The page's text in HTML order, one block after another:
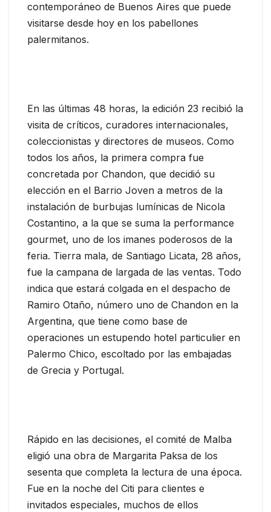
contemporáneo de Buenos Aires que puede
visitarse desde hoy en los pabellones
palermitanos.
En las últimas 48 horas, la edición 23 recibió la
visita de críticos, curadores internacionales,
coleccionistas y directores de museos. Como
todos los años, la primera compra fue
concretada por Chandon, que decidió su
elección en el Barrio Joven a metros de la
instalación de burbujas lumínicas de Nicola
Costantino, a la que se suma la performance
gourmet, uno de los imanes poderosos de la
feria. Tierra mala, de Santiago Licata, 28 años,
fue la campana de largada de las ventas. Todo
indica que estará colgada en el despacho de
Ramiro Otaño, número uno de Chandon en la
Argentina, que tiene como base de
operaciones un estupendo hotel particulier en
Palermo Chico, escoltado por las embajadas
de Grecia y Portugal.
Rápido en las decisiones, el comité de Malba
eligió una obra de Margarita Paksa de los
sesenta que completa la lectura de una época.
Fue en la noche del Citi para clientes e
invitados especiales, muchos de ellos